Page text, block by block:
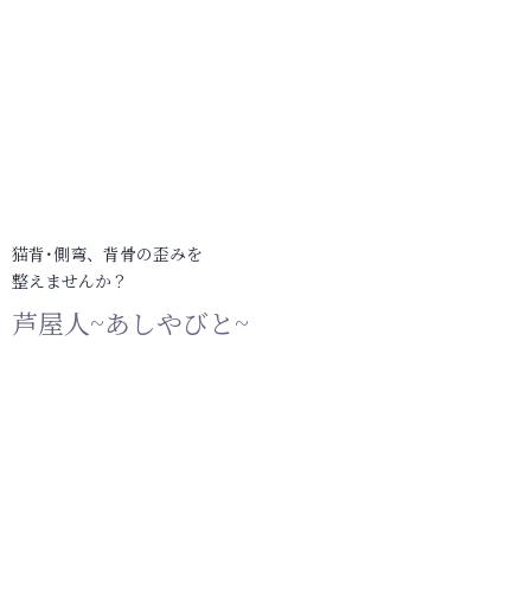
猫背･側弯、背骨の歪みを
整えませんか？
芦屋人~あしやびと~